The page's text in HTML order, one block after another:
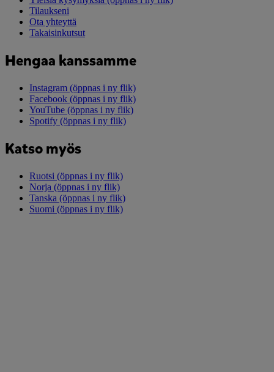
Tilaukseni
Ota yhteyttä
Takaisinkutsut
Hengaa kanssamme
Instagram (öppnas i ny flik)
Facebook (öppnas i ny flik)
YouTube (öppnas i ny flik)
Spotify (öppnas i ny flik)
Katso myös
Ruotsi (öppnas i ny flik)
Norja (öppnas i ny flik)
Tanska (öppnas i ny flik)
Suomi (öppnas i ny flik)